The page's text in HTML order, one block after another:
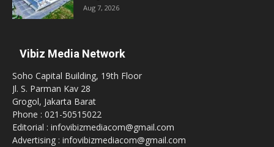
Aug 7, 2026
Vibiz Media Network
Soho Capital Building, 19th Floor
Jl. S. Parman Kav 28
Grogol, Jakarta Barat
Phone : 021-50515022
Editorial : infovibizmediacom@gmail.com
Advertising : infovibizmediacom@gmail.com